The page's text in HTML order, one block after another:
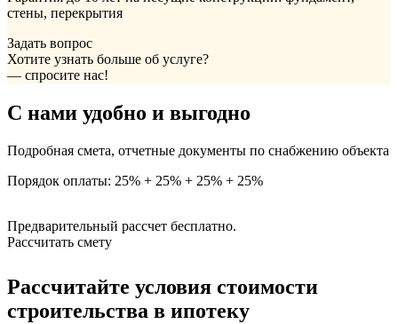
стены, перекрытия
Задать вопрос
Хотите узнать больше об услуге?
— спросите нас!
С нами удобно и выгодно
Подробная смета, отчетные документы по снабжению объекта
Порядок оплаты: 25% + 25% + 25% + 25%
Предварительный рассчет бесплатно.
Рассчитать смету
Рассчитайте условия стоимости
строительства в ипотеку